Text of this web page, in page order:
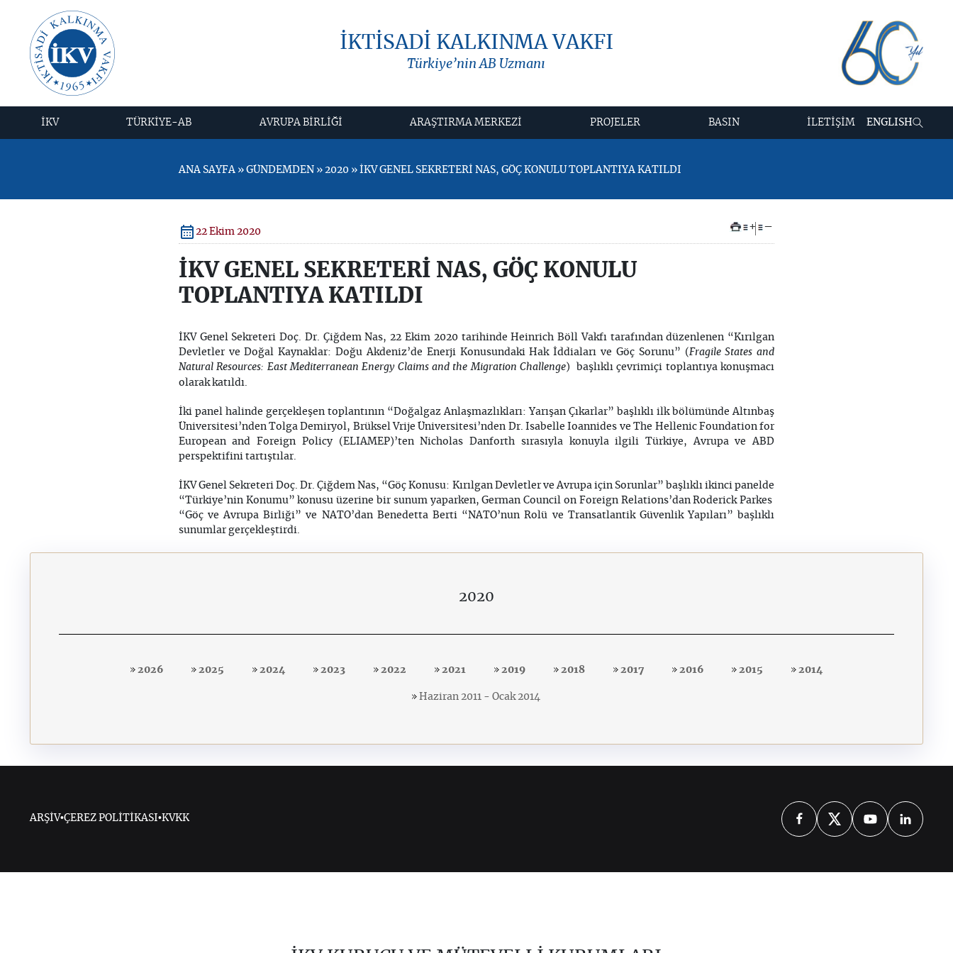
İKTİSADİ KALKINMA VAKFI
Türkiye’nin AB Uzmanı
İKV TÜRKİYE-AB AVRUPA BİRLİĞİ ARAŞTIRMA MERKEZİ PROJELER BASIN İLETİŞİM ENGLISH
ANA SAYFA » GÜNDEMDEN » 2020 » İKV GENEL SEKRETERİ NAS, GÖÇ KONULU TOPLANTIYA KATILDI
22 Ekim 2020 + –
İKV GENEL SEKRETERİ NAS, GÖÇ KONULU
TOPLANTIYA KATILDI
İKV Genel Sekreteri Doç. Dr. Çiğdem Nas, 22 Ekim 2020 tarihinde Heinrich Böll Vakfı tarafından düzenlenen “Kırılgan
Devletler ve Doğal Kaynaklar: Doğu Akdeniz’de Enerji Konusundaki Hak İddiaları ve Göç Sorunu” (Fragile States and
Natural Resources: East Mediterranean Energy Claims and the Migration Challenge) başlıklı çevrimiçi toplantıya konuşmacı
olarak katıldı.
İki panel halinde gerçekleşen toplantının “Doğalgaz Anlaşmazlıkları: Yarışan Çıkarlar” başlıklı ilk bölümünde Altınbaş
Üniversitesi’nden Tolga Demiryol, Brüksel Vrije Üniversitesi’nden Dr. Isabelle Ioannides ve The Hellenic Foundation for
European and Foreign Policy (ELIAMEP)’ten Nicholas Danforth sırasıyla konuyla ilgili Türkiye, Avrupa ve ABD
perspektifini tartıştılar.
İKV Genel Sekreteri Doç. Dr. Çiğdem Nas, “Göç Konusu: Kırılgan Devletler ve Avrupa için Sorunlar” başlıklı ikinci panelde
“Türkiye’nin Konumu” konusu üzerine bir sunum yaparken, German Council on Foreign Relations’dan Roderick Parkes
“Göç ve Avrupa Birliği” ve NATO’dan Benedetta Berti “NATO’nun Rolü ve Transatlantik Güvenlik Yapıları” başlıklı
sunumlar gerçekleştirdi.
2020
2026 2025 2024 2023 2022 2021 2019 2018 2017 2016 2015 2014
Haziran 2011 - Ocak 2014
ARŞİV•ÇEREZ POLİTİKASI•KVKK